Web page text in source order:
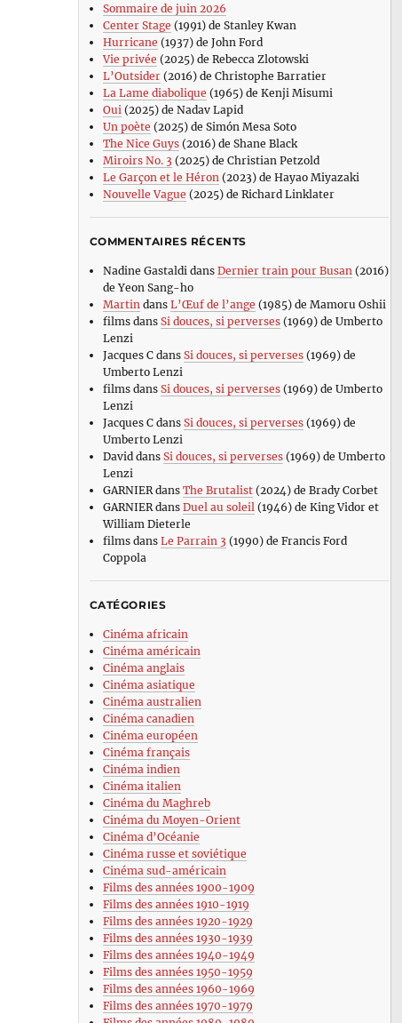
Sommaire de juin 2026
Center Stage (1991) de Stanley Kwan
Hurricane (1937) de John Ford
Vie privée (2025) de Rebecca Zlotowski
L’Outsider(2016) de Christophe Barratier
La Lame diabolique (1965) de Kenji Misumi
Oui(2025) de Nadav Lapid
Un poète (2025) de Simón Mesa Soto
The Nice Guys(2016) de Shane Black
Miroirs No. 3 (2025) de Christian Petzold
Le Garçon et le Héron(2023) de Hayao Miyazaki
Nouvelle Vague (2025) de Richard Linklater
COMMENTAIRES RÉCENTS
Nadine Gastaldi dans Dernier train pour Busan (2016)
de Yeon Sang-ho
Martin dans L’Œuf de l’ange (1985) de Mamoru Oshii
filmsdans Si douces, si perverses(1969) de Umberto
Lenzi
Jacques Cdans Si douces, si perverses(1969) de
Umberto Lenzi
filmsdans Si douces, si perverses(1969) de Umberto
Lenzi
Jacques Cdans Si douces, si perverses(1969) de
Umberto Lenzi
David dans Si douces, si perverses(1969) de Umberto
Lenzi
GARNIERdans The Brutalist(2024) de Brady Corbet
GARNIERdans Duel au soleil (1946) de King Vidor et
William Dieterle
filmsdans Le Parrain 3 (1990) de Francis Ford
Coppola
CATÉGORIES
Cinéma africain
Cinéma américain
Cinéma anglais
Cinéma asiatique
Cinéma australien
Cinéma canadien
Cinéma européen
Cinéma français
Cinéma indien
Cinéma italien
Cinéma du Maghreb
Cinéma du Moyen-Orient
Cinéma d’Océanie
Cinéma russe et soviétique
Cinéma sud-américain
Films des années 1900-1909
Films des années 1910-1919
Films des années 1920-1929
Films des années 1930-1939
Films des années 1940-1949
Films des années 1950-1959
Films des années 1960-1969
Films des années 1970-1979